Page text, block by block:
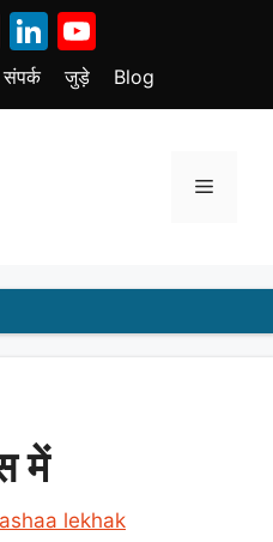
Instagram
LinkedIn
संपर्क जुड़े Blog
Menu
में
lekhak